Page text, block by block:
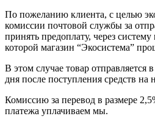
По пожеланию клиента, с целью
комиссии почтовой службы за
принять предоплату, через
которой магазин “Экосистема”
В этом случае товар отправляется
дня после поступления средств на
Комиссию за перевод в размере
платежа уплачиваем мы.